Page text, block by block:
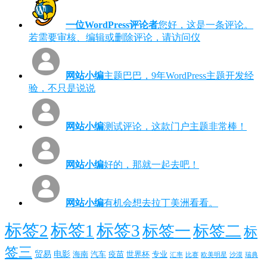
一位WordPress评论者您好，这是一条评论。
若需要审核、编辑或删除评论，请访问仪
网站小编主题巴巴，9年WordPress主题开发经
验，不只是说说
网站小编测试评论，这款门户主题非常棒！
网站小编好的，那就一起去吧！
网站小编有机会想去拉丁美洲看看。
标签2标签1 标签3标签一标签二标
签三 贸易 电影 海南 汽车 疫苗 世界杯 专业 汇率 比赛 欧美明星 沙漠 瑞典